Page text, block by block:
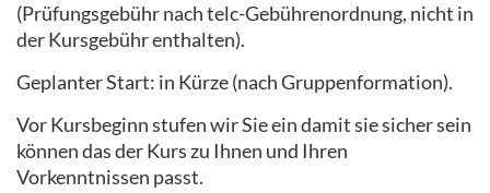
(Prüfungsgebühr nach telc-Gebührenordnung, nicht in
der Kursgebühr enthalten).
Geplanter Start: in Kürze (nach Gruppenformation).
Vor Kursbeginn stufen wir Sie ein damit sie sicher sein
können das der Kurs zu Ihnen und Ihren
Vorkenntnissen passt.